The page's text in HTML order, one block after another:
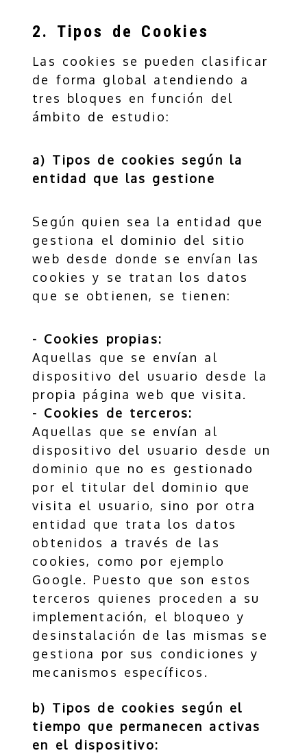
2. Tipos de Cookies
Las cookies se pueden clasificar
de forma global atendiendo a
tres bloques en función del
ámbito de estudio:
a) Tipos de cookies según la
entidad que las gestione
Según quien sea la entidad que
gestiona el dominio del sitio
web desde donde se envían las
cookies y se tratan los datos
que se obtienen, se tienen:
- Cookies propias:
Aquellas que se envían al
dispositivo del usuario desde la
propia página web que visita.
- Cookies de terceros:
Aquellas que se envían al
dispositivo del usuario desde un
dominio que no es gestionado
por el titular del dominio que
visita el usuario, sino por otra
entidad que trata los datos
obtenidos a través de las
cookies, como por ejemplo
Google. Puesto que son estos
terceros quienes proceden a su
implementación, el bloqueo y
desinstalación de las mismas se
gestiona por sus condiciones y
mecanismos específicos.
b) Tipos de cookies según el
tiempo que permanecen activas
en el dispositivo: